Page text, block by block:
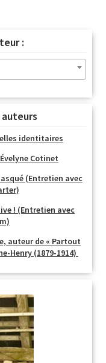
:
identitaires
Cotinet
(Entretien avec
! (Entretien avec
auteur de « Partout
Henry (1879-1914)